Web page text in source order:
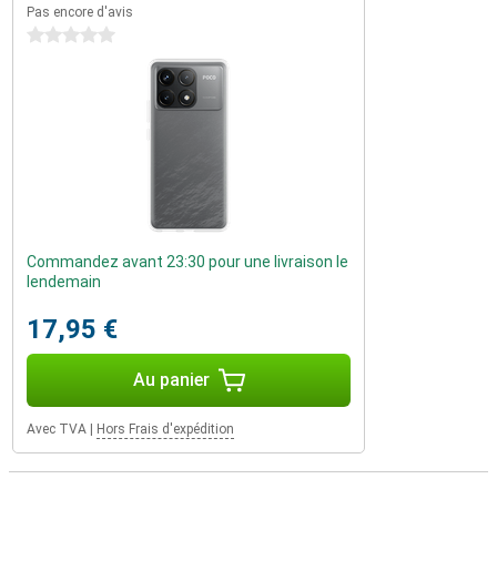
Pas encore d'avis
0 étoiles
Commandez avant 23:30 pour une livraison le
lendemain
17,95 €
Au panier
Avec TVA Hors Frais d'expédition